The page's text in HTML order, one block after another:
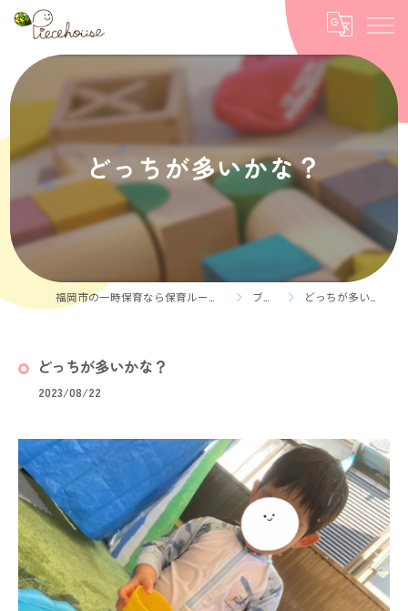
どっちが多いかな？
ブログ どっちが多いかな？
どっちが多いかな？
2023/08/22